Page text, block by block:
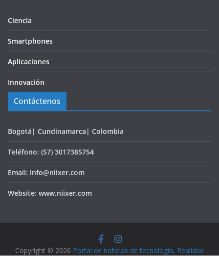
Ciencia
Smartphones
Aplicaciones
Innovación
Contáctenos
Bogotá| Cundinamarca| Colombia
Teléfono: (57) 3017385754
Email: info@niixer.com
Website: www.niixer.com
Copyright © 2026 Portal de noticias de tecnología, Realidad